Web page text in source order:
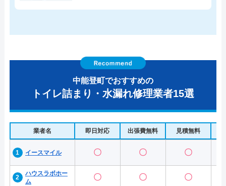
中能登町でおすすめの
トイレ詰まり・水漏れ修理業者15選
業者名 即日対応 出張費無料 見積無料
イースマイル 〇 〇 〇
ハウスラボホー
ム
〇 〇 〇